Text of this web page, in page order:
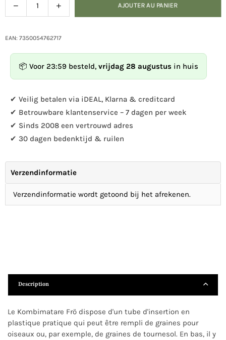
Diminuer
la
pour
d&#39;alimentation
Kombi
noir
Augmenter
la
pour
Kombi
noir
AJOUTER AU PANIER
EAN: 7350054762717
📦 Voor 23:59 besteld, vrijdag 28 augustus in huis
✔ Veilig betalen via iDEAL, Klarna & creditcard
✔ Betrouwbare klantenservice – 7 dagen per week
✔ Sinds 2008 een vertrouwd adres
✔ 30 dagen bedenktijd & ruilen
Verzendinformatie
Verzendinformatie wordt getoond bij het afrekenen.
Description
Le Kombimatare Frö dispose d'un tube d'insertion en
plastique pratique qui peut être rempli de graines pour
oiseaux ou, par exemple, de graines de tournesol. En bas, il y